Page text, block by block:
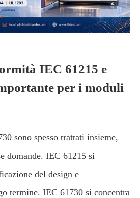
IEC 61215 e
per i moduli
sono spesso trattati insieme,
domande. IEC 61215 si
del design e
termine. IEC 61730 si concentra